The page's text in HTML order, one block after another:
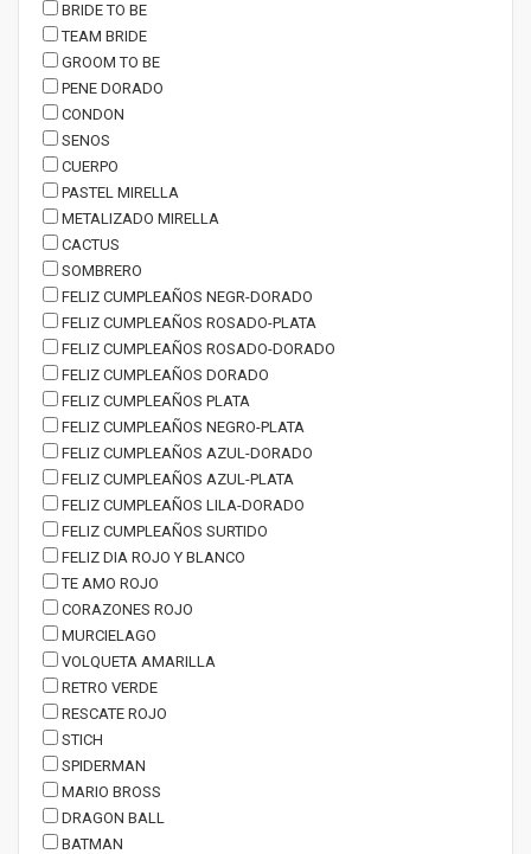
BRIDE TO BE
TEAM BRIDE
GROOM TO BE
PENE DORADO
CONDON
SENOS
CUERPO
PASTEL MIRELLA
METALIZADO MIRELLA
CACTUS
SOMBRERO
FELIZ CUMPLEAÑOS NEGR-DORADO
FELIZ CUMPLEAÑOS ROSADO-PLATA
FELIZ CUMPLEAÑOS ROSADO-DORADO
FELIZ CUMPLEAÑOS DORADO
FELIZ CUMPLEAÑOS PLATA
FELIZ CUMPLEAÑOS NEGRO-PLATA
FELIZ CUMPLEAÑOS AZUL-DORADO
FELIZ CUMPLEAÑOS AZUL-PLATA
FELIZ CUMPLEAÑOS LILA-DORADO
FELIZ CUMPLEAÑOS SURTIDO
FELIZ DIA ROJO Y BLANCO
TE AMO ROJO
CORAZONES ROJO
MURCIELAGO
VOLQUETA AMARILLA
RETRO VERDE
RESCATE ROJO
STICH
SPIDERMAN
MARIO BROSS
DRAGON BALL
BATMAN